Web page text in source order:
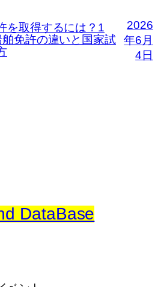
を取得するには？1
免許の違いと国家試
2026
年6月
4日
DataBase